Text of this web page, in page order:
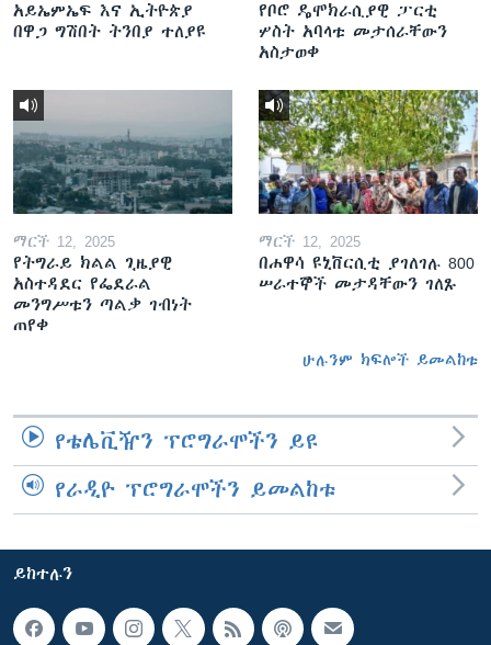
አይኤምኤፍ እና ኢትዮጵያ
በዋጋ ግሽበት ትንበያ ተለያዩ
የቦሮ ዴሞክራሲያዊ ፓርቲ
ሦስት አባላቱ መታሰራቸውን
አስታወቀ
ማርች 12, 2025
የትግራይ ክልል ጊዜያዊ
አስተዳደር የፌደራል
መንግሥቱን ጣልቃ ገብነት
ጠየቀ
ማርች 12, 2025
በሐዋሳ ዩኒቨርሲቲ ያገለገሉ 800
ሠራተኞች መታዳቸውን ገለጹ
ሁሉንም ክፍሎች ይመልከቱ
የቴሌቪዥን ፕሮግራሞችን ይዩ
የራዲዮ ፕሮግራሞችን ይመልከቱ
ይከተሉን